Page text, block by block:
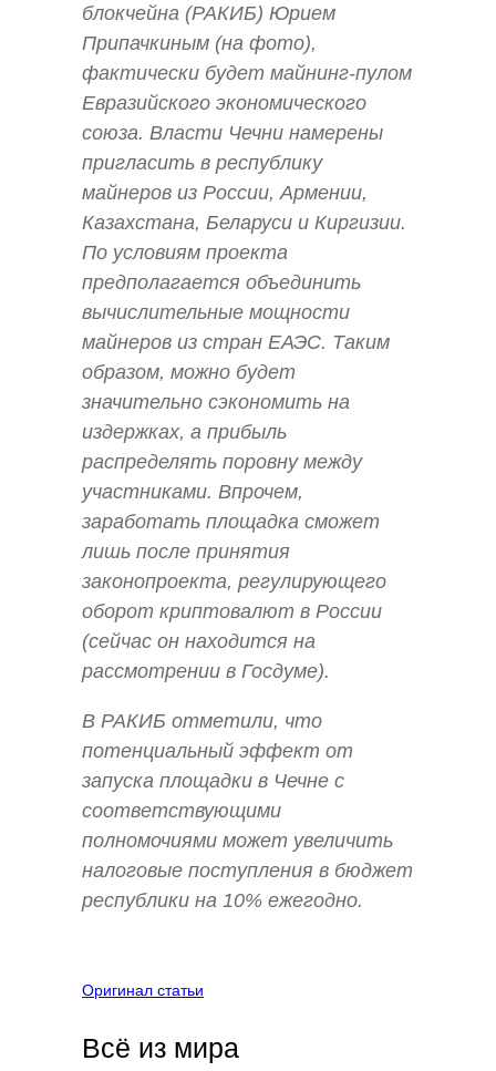
блокчейна (РАКИБ) Юрием
Припачкиным (на фото),
фактически будет майнинг-пулом
Евразийского экономического
союза. Власти Чечни намерены
пригласить в республику
майнеров из России, Армении,
Казахстана, Беларуси и Киргизии.
По условиям проекта
предполагается объединить
вычислительные мощности
майнеров из стран ЕАЭС. Таким
образом, можно будет
значительно сэкономить на
издержках, а прибыль
распределять поровну между
участниками. Впрочем,
заработать площадка сможет
лишь после принятия
законопроекта, регулирующего
оборот криптовалют в России
(сейчас он находится на
рассмотрении в Госдуме).
В РАКИБ отметили, что
потенциальный эффект от
запуска площадки в Чечне с
соответствующими
полномочиями может увеличить
налоговые поступления в бюджет
республики на 10% ежегодно.
Оригинал статьи
Всё из мира